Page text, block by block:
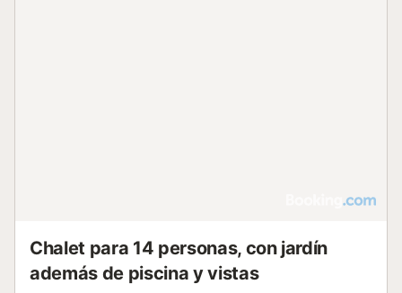
Chalet para 14 personas, con jardín
además de piscina y vistas